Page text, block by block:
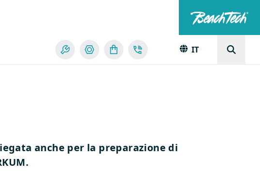
IT
anche per la preparazione di